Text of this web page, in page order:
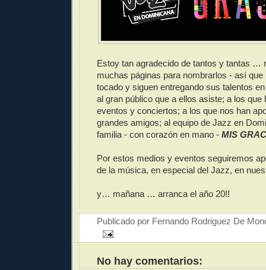
Estoy tan agradecido de tantos y tantas …
muchas páginas para nombrarlos - así
tocado y siguen entregando sus talentos
al gran público que a ellos asiste; a los que
eventos y conciertos; a los que nos han
grandes amigos; al equipo de Jazz en
familia - con corazón en mano - MIS
Por estos medios y eventos seguiremos
de la música, en especial del Jazz, en
y… mañana … arranca el año 20!!
Publicado por Fernando Rodriguez De
No hay comentarios: